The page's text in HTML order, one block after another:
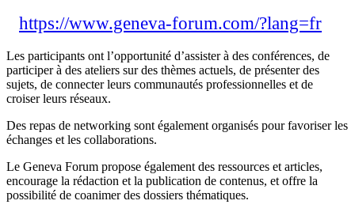
https://www.geneva-forum.com/?lang=fr
Les participants ont l’opportunité d’assister à des conférences, de
participer à des ateliers sur des thèmes actuels, de présenter des
sujets, de connecter leurs communautés professionnelles et de
croiser leurs réseaux.
Des repas de networking sont également organisés pour favoriser les
échanges et les collaborations.
Le Geneva Forum propose également des ressources et articles,
encourage la rédaction et la publication de contenus, et offre la
possibilité de coanimer des dossiers thématiques.